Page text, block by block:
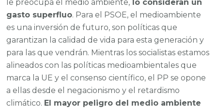
le preocupa el medio ambiente, lo consideran un
gasto superfluo. Para el PSOE, el medioambiente
es una inversión de futuro, son políticas que
garantizan la calidad de vida para esta generación y
para las que vendrán. Mientras los socialistas estamos
alineados con las políticas medioambientales que
marca la UE y el consenso científico, el PP se opone
a ellas desde el negacionismo y el retardismo
climático. El mayor peligro del medio ambiente